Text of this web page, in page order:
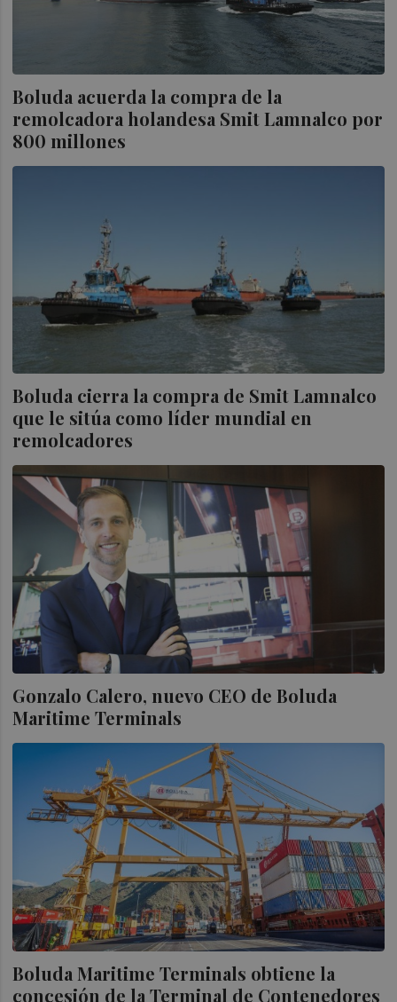
Boluda acuerda la compra de la
remolcadora holandesa Smit Lamnalco por
800 millones
Boluda cierra la compra de Smit Lamnalco
que le sitúa como líder mundial en
remolcadores
Gonzalo Calero, nuevo CEO de Boluda
Maritime Terminals
Boluda Maritime Terminals obtiene la
concesión de la Terminal de Contenedores